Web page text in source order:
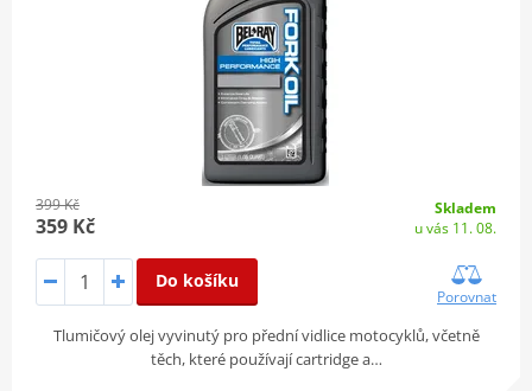
399 Kč
359 Kč
Skladem
u vás 11. 08.
Do košíku
Porovnat
Tlumičový olej vyvinutý pro přední vidlice motocyklů, včetně
těch, které používají cartridge a…